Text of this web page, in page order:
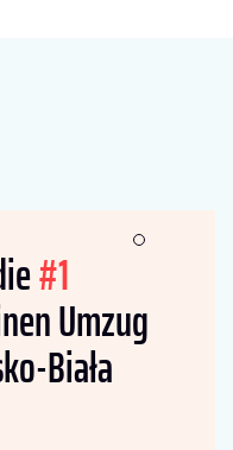
#1
Umzug
Biała